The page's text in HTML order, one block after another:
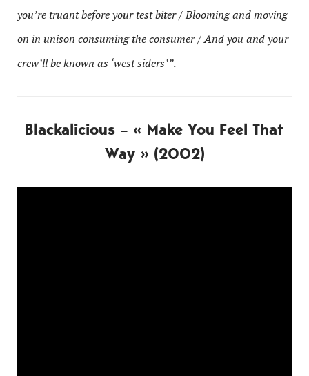
you’re truant before your test biter / Blooming and moving
on in unison consuming the consumer / And you and your
crew’ll be known as ‘west siders’”.
Blackalicious – « Make You Feel That
Way » (2002)